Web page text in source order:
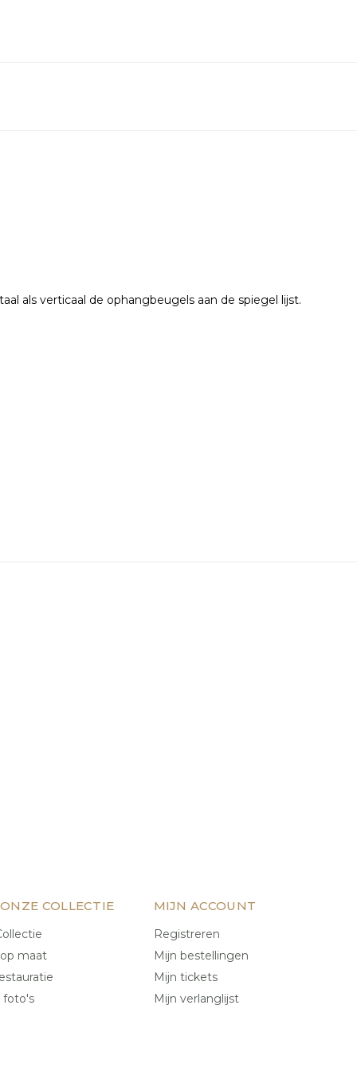
als verticaal de ophangbeugels aan de spiegel lijst.
COLLECTIE
maat
foto's
MIJN ACCOUNT
Registreren
Mijn bestellingen
Mijn tickets
Mijn verlanglijst